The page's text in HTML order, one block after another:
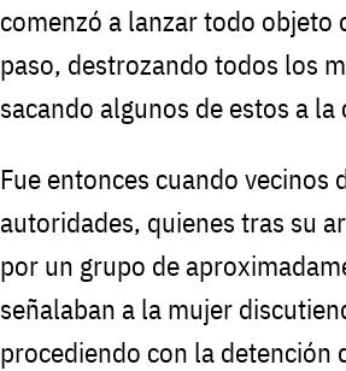
comenzó a lanzar todo objeto
paso, destrozando todos los
sacando algunos de estos a la
Fue entonces cuando vecinos
autoridades, quienes tras su
por un grupo de
señalaban a la mujer
procediendo con la detención